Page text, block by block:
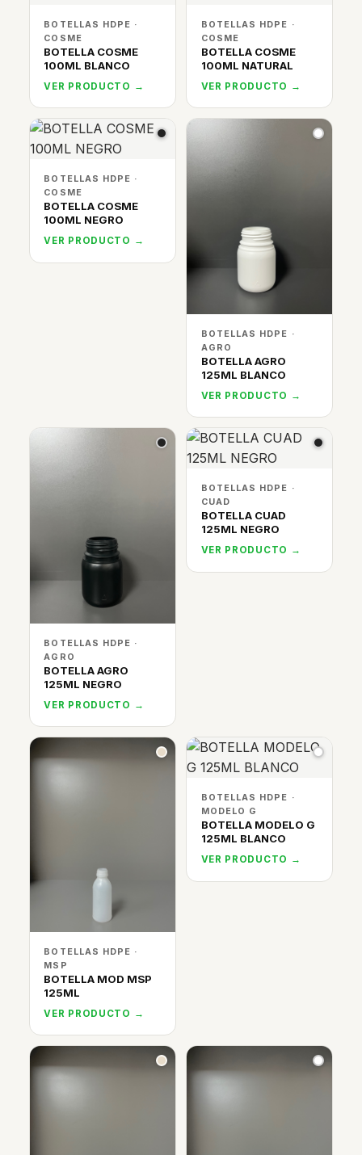
BOTELLAS HDPE ·
COSME
BOTELLA COSME
100ML BLANCO
VER PRODUCTO →
BOTELLAS HDPE ·
COSME
BOTELLA COSME
100ML NATURAL
VER PRODUCTO →
BOTELLAS HDPE ·
COSME
BOTELLA COSME
100ML NEGRO
VER PRODUCTO →
BOTELLAS HDPE ·
AGRO
BOTELLA AGRO
125ML BLANCO
VER PRODUCTO →
BOTELLAS HDPE ·
AGRO
BOTELLA AGRO
125ML NEGRO
VER PRODUCTO →
BOTELLAS HDPE ·
CUAD
BOTELLA CUAD
125ML NEGRO
VER PRODUCTO →
BOTELLAS HDPE ·
MSP
BOTELLA MOD MSP
125ML
VER PRODUCTO →
BOTELLAS HDPE ·
MODELO G
BOTELLA MODELO G
125ML BLANCO
VER PRODUCTO →